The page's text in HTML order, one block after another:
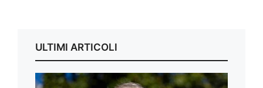
ULTIMI ARTICOLI